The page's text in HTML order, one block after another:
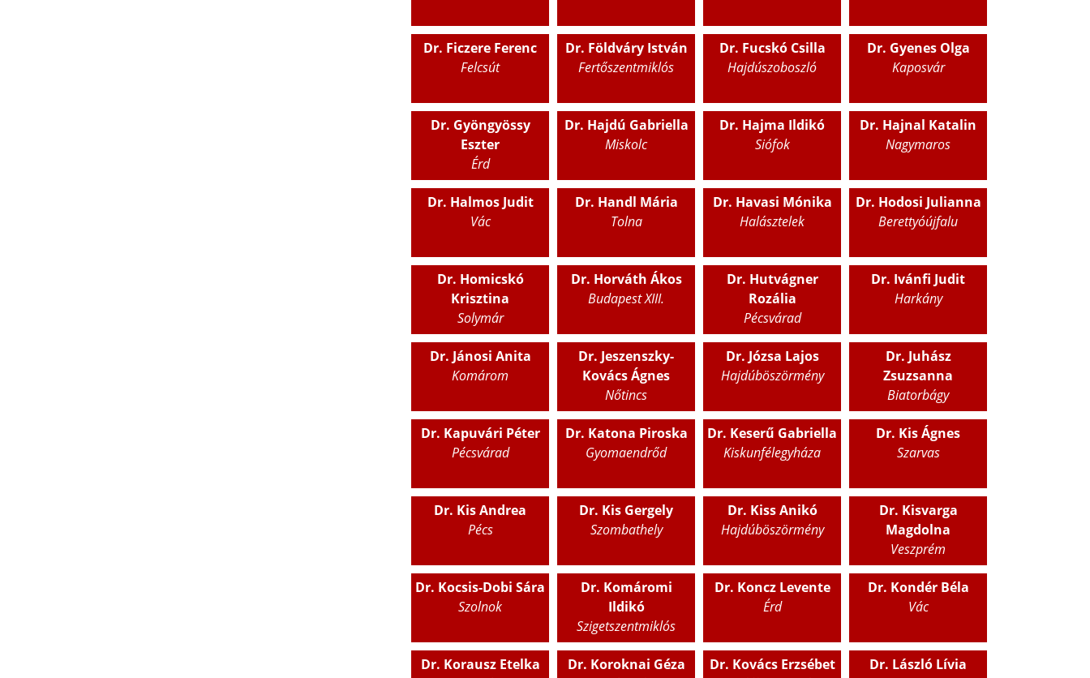
Dr. Ficzere Ferenc
Felcsút
Dr. Földváry István
Fertőszentmiklós
Dr. Fucskó Csilla
Hajdúszoboszló
Dr. Gyenes Olga
Kaposvár
Dr. Gyöngyössy
Eszter
Érd
Dr. Hajdú Gabriella
Miskolc
Dr. Hajma Ildikó
Siófok
Dr. Hajnal Katalin
Nagymaros
Dr. Halmos Judit
Vác
Dr. Handl Mária
Tolna
Dr. Havasi Mónika
Halásztelek
Dr. Hodosi Julianna
Berettyóújfalu
Dr. Homicskó
Krisztina
Solymár
Dr. Horváth Ákos
Budapest XIII.
Dr. Hutvágner
Rozália
Pécsvárad
Dr. Ivánfi Judit
Harkány
Dr. Jánosi Anita
Komárom
Dr. Jeszenszky-
Kovács Ágnes
Nőtincs
Dr. Józsa Lajos
Hajdúböszörmény
Dr. Juhász
Zsuzsanna
Biatorbágy
Dr. Kapuvári Péter
Pécsvárad
Dr. Katona Piroska
Gyomaendrőd
Dr. Keserű Gabriella
Kiskunfélegyháza
Dr. Kis Ágnes
Szarvas
Dr. Kis Andrea
Pécs
Dr. Kis Gergely
Szombathely
Dr. Kiss Anikó
Hajdúböszörmény
Dr. Kisvarga
Magdolna
Veszprém
Dr. Kocsis-Dobi Sára
Szolnok
Dr. Komáromi
Ildikó
Szigetszentmiklós
Dr. Koncz Levente
Érd
Dr. Kondér Béla
Vác
Dr. Korausz Etelka
Dr. Koroknai Géza
Dr. Kovács Erzsébet
Dr. László Lívia